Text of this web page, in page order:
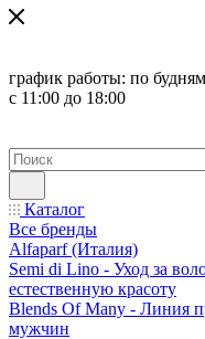
график работы: по будням
с 11:00 до 18:00
Каталог
Все бренды
Alfaparf (Италия)
Semi di Lino - Уход за
естественную красоту
Blends Of Many - Линия
мужчин